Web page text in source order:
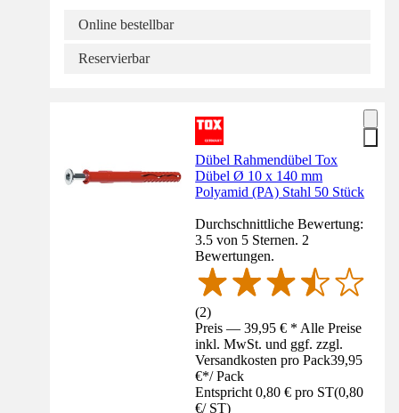
Online bestellbar
Reservierbar
Dübel Rahmendübel Tox
Dübel Ø 10 x 140 mm
Polyamid (PA) Stahl 50 Stück
Durchschnittliche Bewertung:
3.5 von 5 Sternen. 2
Bewertungen.
(2)
Preis — 39,95 € * Alle Preise
inkl. MwSt. und ggf. zzgl.
Versandkosten pro Pack39,95
€*/ Pack
Entspricht 0,80 € pro ST(0,80
€/ ST)